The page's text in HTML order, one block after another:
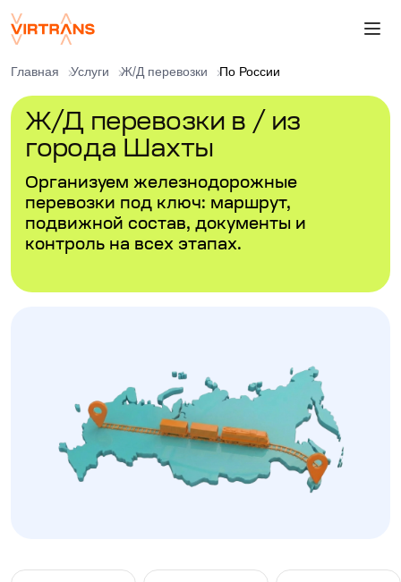
Главная Услуги Ж/Д перевозки По России
Ж/Д перевозки в / из
города Шахты
Организуем железнодорожные
перевозки под ключ: маршрут,
подвижной состав, документы и
контроль на всех этапах.